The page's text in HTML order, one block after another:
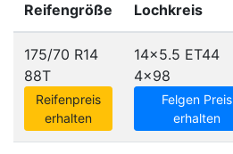
Reifengröße
Lochkreis
175/70 R14
88T
Reifenpreis
erhalten
14x5.5 ET44
4x98
Felgen Preis
erhalten